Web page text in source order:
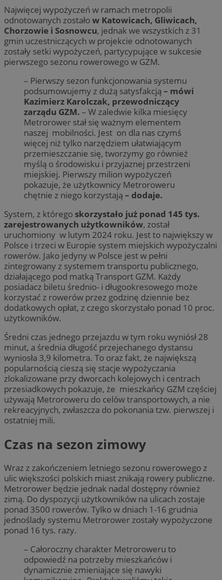
Najwięcej wypożyczeń w ramach metropolii
odnotowanych zostałow Katowicach, Gliwicach,
Chorzowie i Sosnowcu, jednak we wszystkich z 31
gmin uczestniczących w projekcie odnotowanych
zostały setki wypożyczeń, partycypujące w sukcesie
pierwszego sezonu rowerowego w GZM.
– Pierwszy sezon funkcjonowania systemu
podsumowujemy z dużą satysfakcją – mówi
Kazimierz Karolczak, przewodniczący
zarządu GZM. – W zaledwie kilka miesięcy
Metrorower stał się ważnym elementem
naszej mobilności. Jest on dla nas czymś
więcej niż tylko narzędziem ułatwiającym
przemieszczanie się, tworzymy go również
myślą o środowisku i przyjaznej przestrzeni
miejskiej. Pierwszy milion wypożyczeń
pokazuje, że użytkownicy Metroroweru
chętnie z niego korzystają – dodaje.
System, z którego skorzystało już ponad 145 tys.
zarejestrowanych użytkowników, został
uruchomiony w lutym 2024 roku. Jest to największy w
Polsce i trzeci w Europie system miejskich wypożyczalni
rowerów. Jako jedyny w Polsce jest w pełni
zintegrowany z systemem transportu publicznego,
działającego pod matką Transport GZM. Każdy
posiadacz biletu średnio- i długookresowego może
korzystać z rowerów przez godzinę dziennie bez
dodatkowych opłat, z czego skorzystało ponad 10 proc.
użytkowników.
Średni czas jednego przejazdu w tym roku wyniósł 28
minut, a średnia długość przejechanego dystansu
wyniosła 3,9 kilometra. To oraz fakt, że największą
popularnością cieszą się stacje wypożyczania
zlokalizowane przy dworcach kolejowych i centrach
przesiadkowych pokazuje, że mieszkańcy GZM częściej
używają Metroroweru do celów transportowych, a nie
rekreacyjnych, zwłaszcza do pokonania tzw. pierwszej i
ostatniej mili.
Czas na sezon zimowy
Wraz z zakończeniem letniego sezonu rowerowego z
ulic większości polskich miast znikają rowery publiczne.
Metrorower będzie jednak nadal dostępny również
zimą. Do dyspozycji użytkowników na ulicach zostaje
ponad 3500 rowerów. Tylko w dniach 1-16 grudnia
jednoślady systemu Metrorower zostały wypożyczone
ponad 16 tys. razy.
– Całoroczny charakter Metroroweru to
odpowiedź na potrzeby mieszkańców i
dynamicznie zmieniające się nawyki